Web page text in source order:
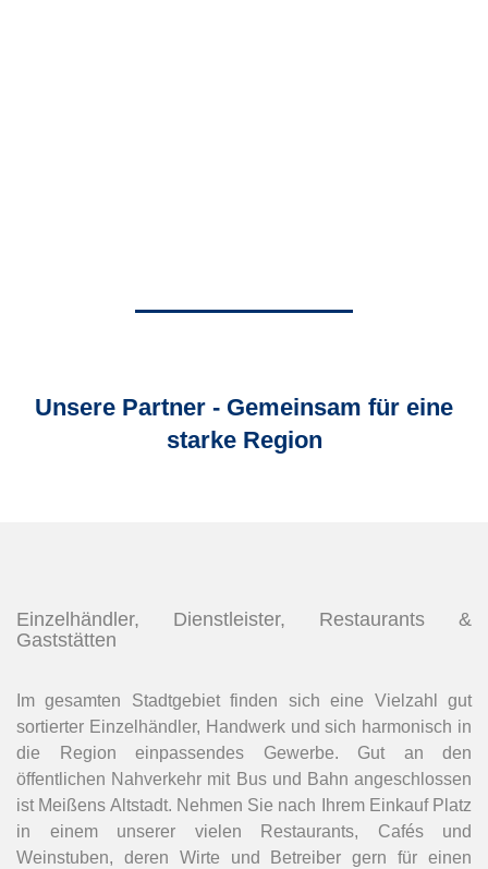
Unsere Partner - Gemeinsam für eine
starke Region
Einzelhändler, Dienstleister, Restaurants &
Gaststätten
Im gesamten Stadtgebiet finden sich eine Vielzahl gut
sortierter Einzelhändler, Handwerk und sich harmonisch in
die Region einpassendes Gewerbe. Gut an den
öffentlichen Nahverkehr mit Bus und Bahn angeschlossen
ist Meißens Altstadt. Nehmen Sie nach Ihrem Einkauf Platz
in einem unserer vielen Restaurants, Cafés und
Weinstuben, deren Wirte und Betreiber gern für einen